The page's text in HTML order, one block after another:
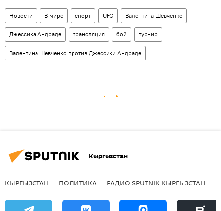
Новости В мире спорт UFC Валентина Шевченко
Джессика Андраде трансляция бой турнир
Валентина Шевченко против Джессики Андраде
Кыргызстан
КЫРГЫЗСТАН ПОЛИТИКА РАДИО SPUTNIK КЫРГЫЗСТАН